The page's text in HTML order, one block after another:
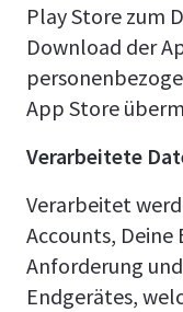
Play Store zum
Download der
App Store
Verarbeitete
Verarbeitet
Accounts, Deine
Anforderung
Endgerätes,